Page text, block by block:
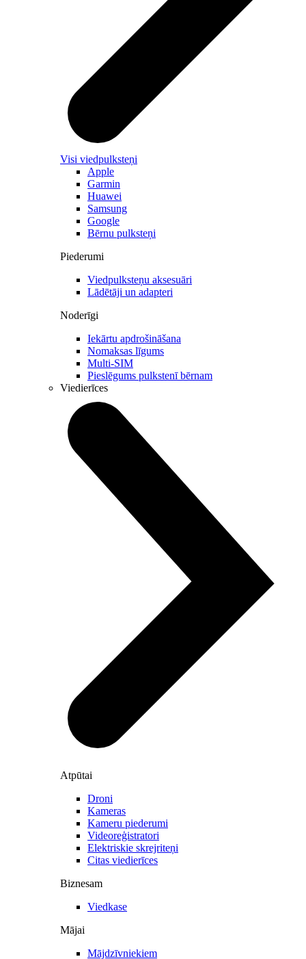
Visi viedpulksteņi
Apple
Garmin
Huawei
Samsung
Google
Bērnu pulksteņi
Piederumi
Viedpulksteņu aksesuāri
Lādētāji un adapteri
Noderīgi
Iekārtu apdrošināšana
Nomaksas līgums
Multi-SIM
Pieslēgums pulkstenī bērnam
Viedierīces
Atpūtai
Droni
Kameras
Kameru piederumi
Videoreģistratori
Elektriskie skrejriteņi
Citas viedierīces
Biznesam
Viedkase
Mājai
Mājdzīvniekiem